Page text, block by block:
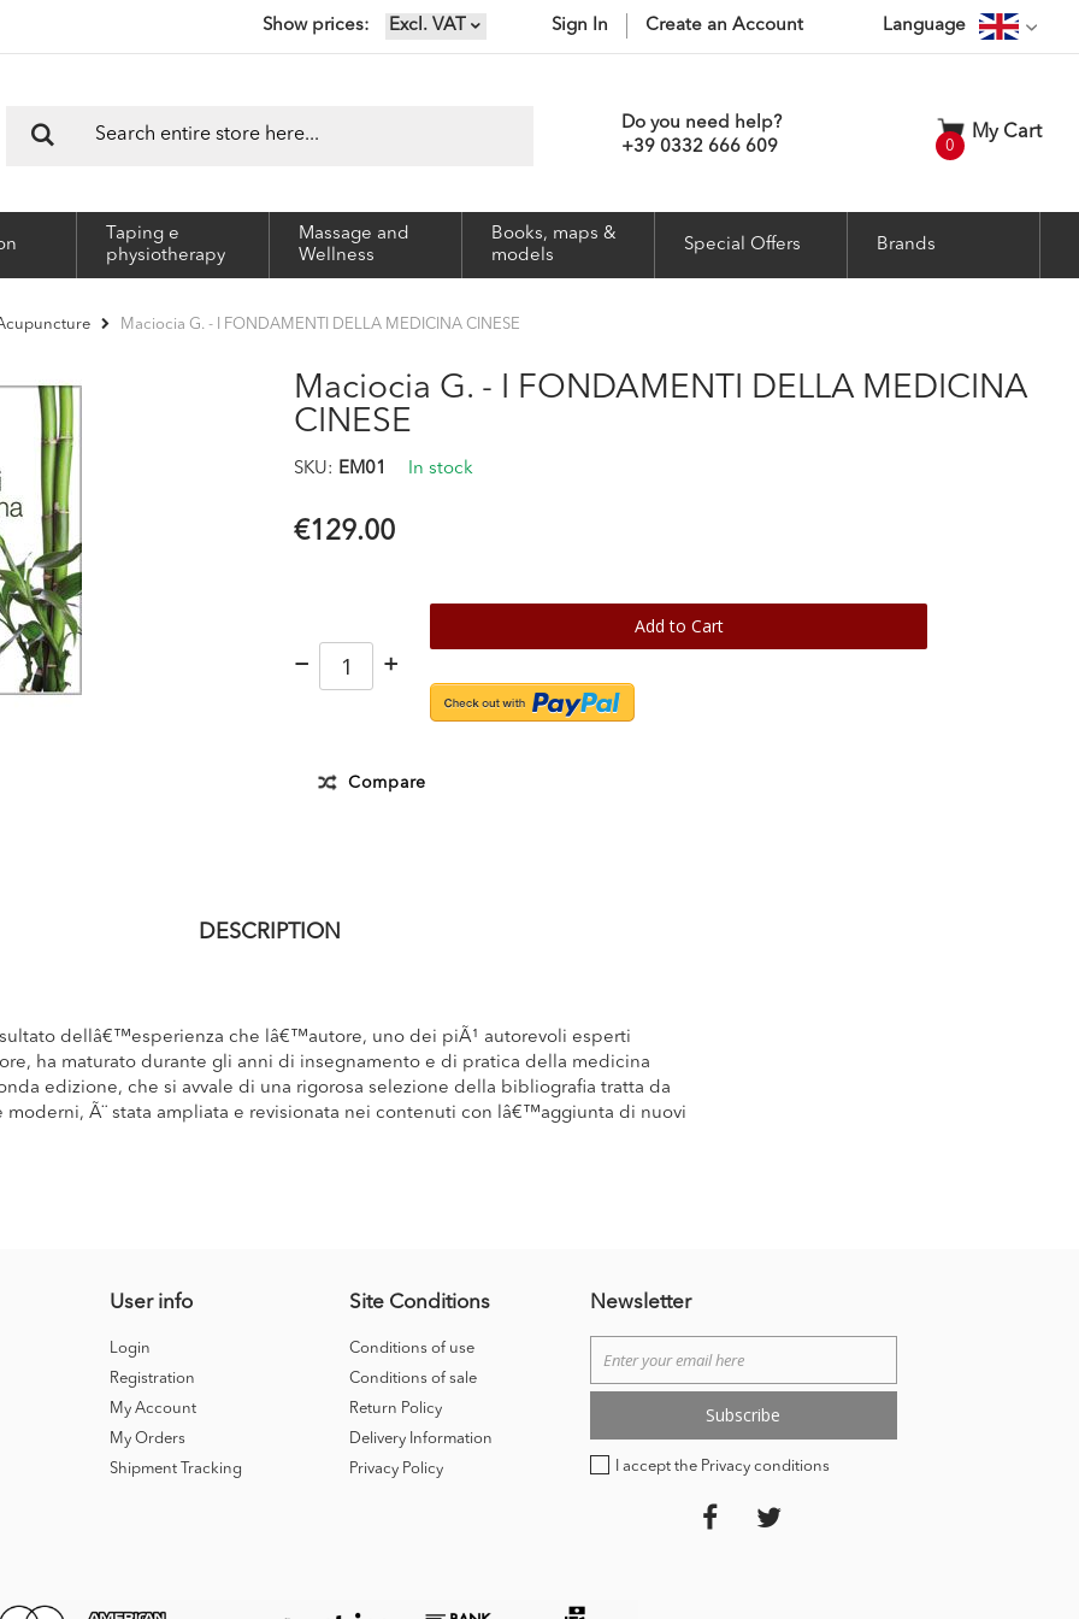
Language
Show prices Excl. VAT Sign In Create an Account
My Cart
0 items
Search
Do you need help?
+39 0332 666 609
Taping e
physiotherapy
Massage and
Wellness
Books, maps &
models
Special Offers Brands
Maciocia G. - I FONDAMENTI DELLA MEDICINA CINESE
Maciocia G. - I FONDAMENTI DELLA MEDICINA
CINESE
SKU EM01 In stock
€129.00
− +
Add to Cart
Compare
DESCRIPTION
dellâ€™esperienza che lâ€™autore, uno dei piÃ¹ autorevoli esperti
ha maturato durante gli anni di insegnamento e di pratica della medicina
edizione, che si avvale di una rigorosa selezione della bibliografia tratta da
moderni, Ã¨ stata ampliata e revisionata nei contenuti con lâ€™aggiunta di nuovi
User info
Login
Registration
My Account
My Orders
Shipment Tracking
Site Conditions
Conditions of use
Conditions of sale
Return Policy
Delivery Information
Privacy Policy
Newsletter
Subscribe
I accept the Privacy conditions